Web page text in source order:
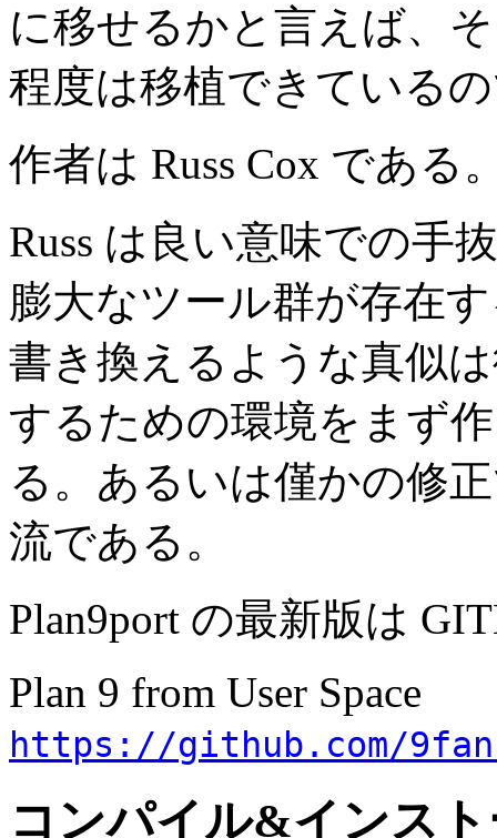
に移せるかと言えば、
程度は移植できている
作者は Russ Cox である
Russ は良い意味での手
膨大なツール群が存在
書き換えるような真似
するための環境をまず
る。あるいは僅かの修
流である。
Plan9port の最新版は
Plan 9 from User Space
https://github.com/
コンパイル&インス